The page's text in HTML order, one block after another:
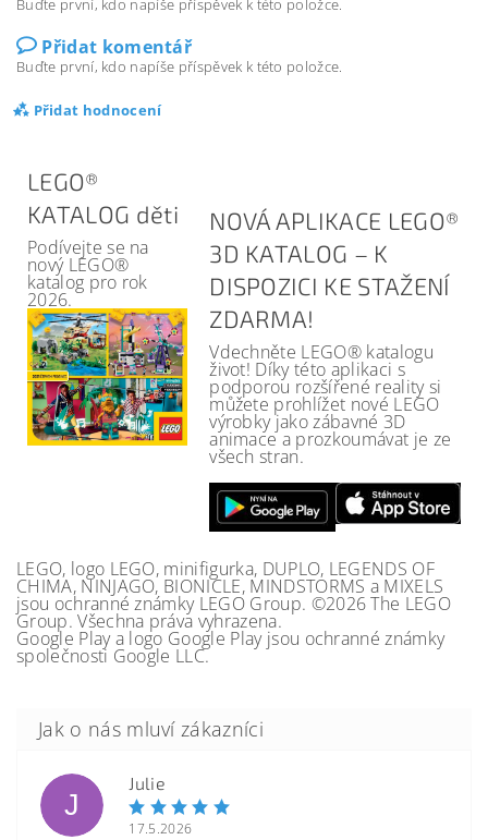
Buďte první, kdo napíše příspěvek k této položce.
Přidat komentář
Buďte první, kdo napíše příspěvek k této položce.
Přidat hodnocení
LEGO®
KATALOG děti
Podívejte se na
nový LEGO®
katalog pro rok
2026.
NOVÁ APLIKACE LEGO®
3D KATALOG – K
DISPOZICI KE STAŽENÍ
ZDARMA!
Vdechněte LEGO® katalogu
život! Díky této aplikaci s
podporou rozšířené reality si
můžete prohlížet nové LEGO
výrobky jako zábavné 3D
animace a prozkoumávat je ze
všech stran.
LEGO, logo LEGO, minifigurka, DUPLO, LEGENDS OF
CHIMA, NINJAGO, BIONICLE, MINDSTORMS a MIXELS
jsou ochranné známky LEGO Group. ©2026 The LEGO
Group. Všechna práva vyhrazena.
Google Play a logo Google Play jsou ochranné známky
společnosti Google LLC.
J
Julie
17.5.2026